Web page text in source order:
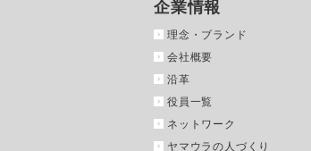
企業情報
理念・ブランド
会社概要
沿革
役員一覧
ネットワーク
ヤマウラの人づくり